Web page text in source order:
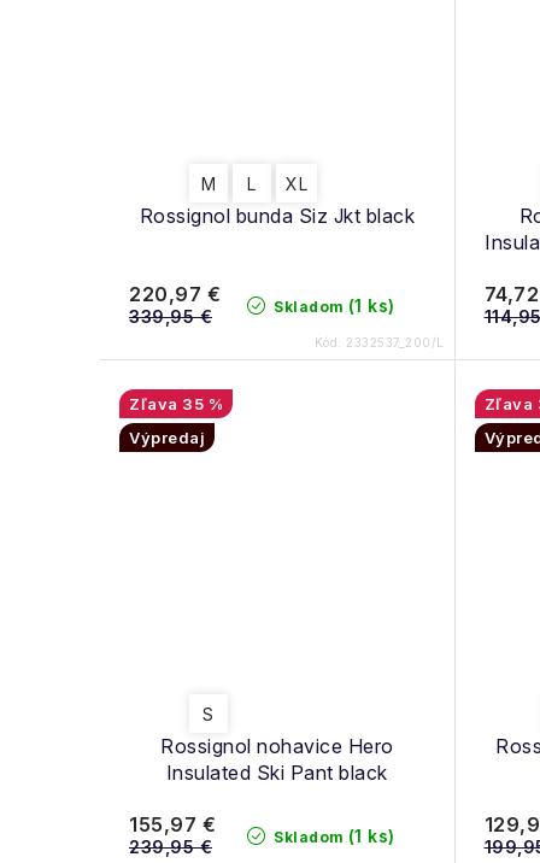
Rossignol bunda Siz Jkt black
M L XL
Skladom (1 ks)
220,97 €
339,95 €
Kód: 2332537_200/L
Rossignol nohavice Hero
Insulated Ski Pant black
35 %
Výpredaj
S
Skladom (1 ks)
155,97 €
239,95 €